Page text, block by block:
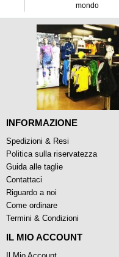
mondo
INFORMAZIONE
Spedizioni & Resi
Politica sulla riservatezza
Guida alle taglie
Contattaci
Riguardo a noi
Come ordinare
Termini & Condizioni
IL MIO ACCOUNT